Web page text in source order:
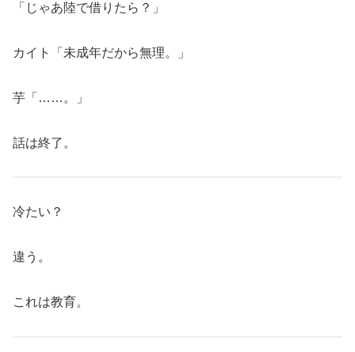
「じゃあ陸で借りたら？」
カイト「未成年だから無理。」
芋「……。」
話は終了。
冷たい？
違う。
これは教育。